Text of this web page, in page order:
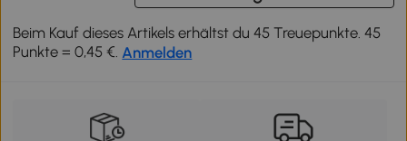
Beim Kauf dieses Artikels erhältst du 45 Treuepunkte. 45
Punkte = 0,45 €. Anmelden